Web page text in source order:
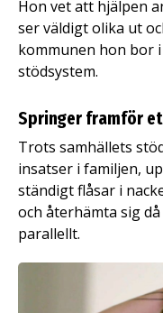
Hon vet att hjälpen
ser väldigt olika ut
kommunen hon bor
stödsystem.
Springer framför
Trots samhällets
insatser i familjen,
ständigt flåsar i
och återhämta sig
parallellt.